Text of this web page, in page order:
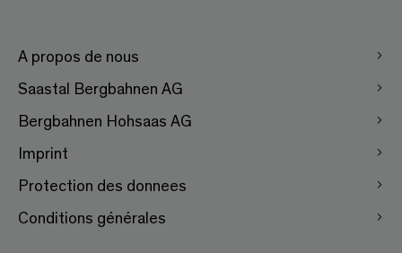
A propos de nous
Saastal Bergbahnen AG
Bergbahnen Hohsaas AG
Imprint
Protection des donnees
Conditions générales